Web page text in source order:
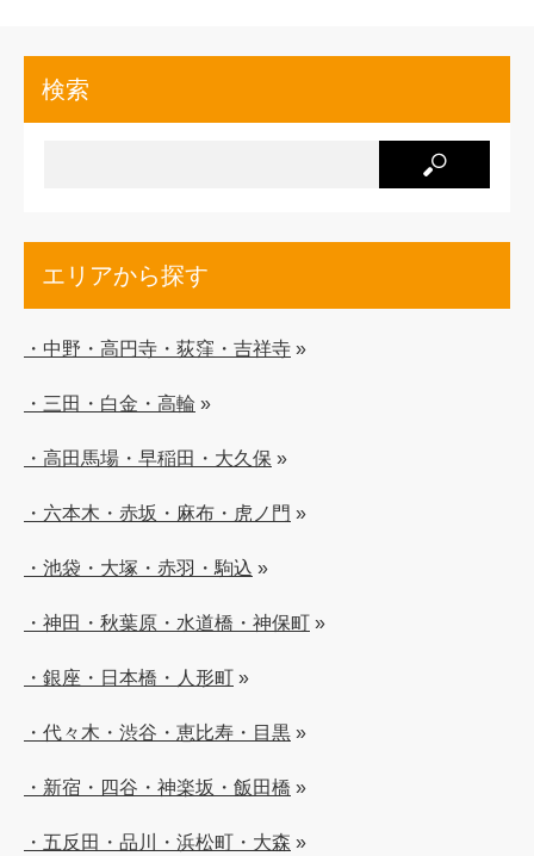
検索
エリアから探す
・中野・高円寺・荻窪・吉祥寺 »
・三田・白金・高輪 »
・高田馬場・早稲田・大久保 »
・六本木・赤坂・麻布・虎ノ門 »
・池袋・大塚・赤羽・駒込 »
・神田・秋葉原・水道橋・神保町 »
・銀座・日本橋・人形町 »
・代々木・渋谷・恵比寿・目黒 »
・新宿・四谷・神楽坂・飯田橋 »
・五反田・品川・浜松町・大森 »